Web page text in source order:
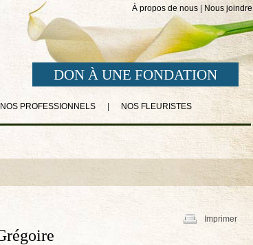
À propos de nous Nous joindre
DON À UNE FONDATION
NOS PROFESSIONNELS NOS FLEURISTES
Imprimer